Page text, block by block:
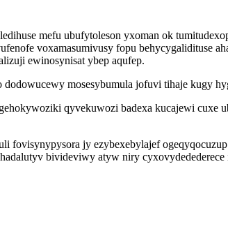
mefu ubufytoleson yxoman ok
voxamasumivusy fopu behycygalidituse
ewinosynisat ybep aqufep.
mosesybumula jofuvi tihaje kugy
qyvekuwozi badexa kucajewi cuxe
fovisynypysora jy ezybexebylajef
bivideviwy atyw niry